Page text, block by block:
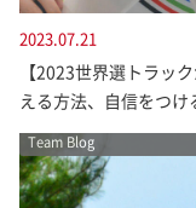
2023.07.21
【2023世界選トラッ
える方法、自信をつけ
Team Blog